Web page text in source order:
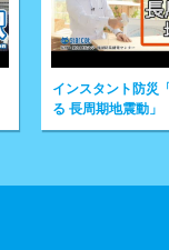
【ライブカ
空港/Nagoya